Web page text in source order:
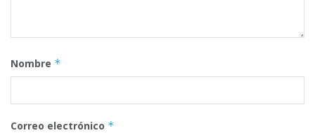
Nombre *
Correo electrónico *